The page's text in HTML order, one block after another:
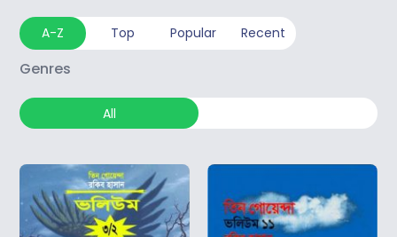
A-Z Top Popular Recent
Genres
All